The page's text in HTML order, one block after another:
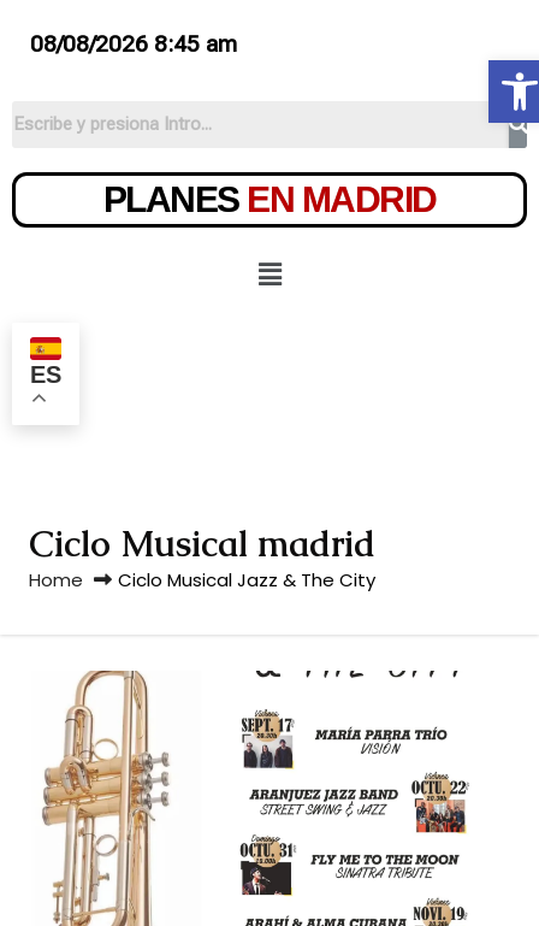
08/08/2026 8:45 am
PLANES EN MADRID
ES
Ciclo Musical madrid
Home Ciclo Musical Jazz & The City